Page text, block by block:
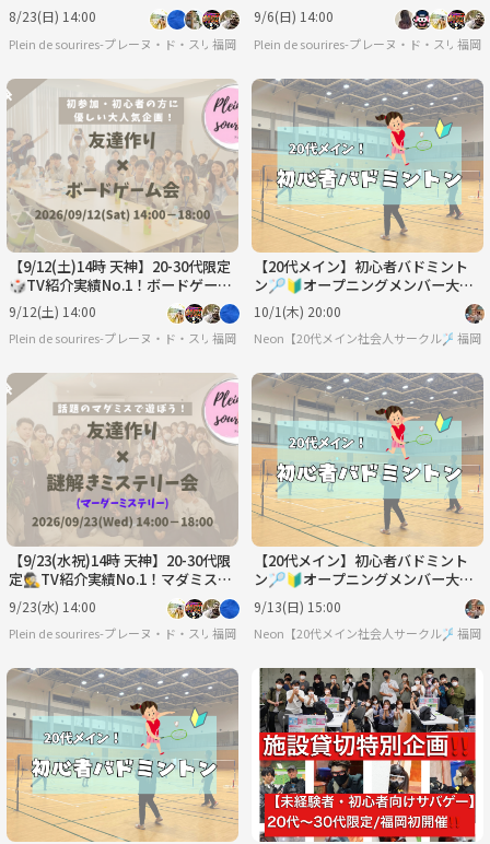
ムで友達作り☆初心者歓迎／満席続
出！
8/23(日) 14:00
Plein de sourires-プレーヌ・ド・スリール-【20代/30代の社会人友達作りサークル】
福岡
友達作り☆初心者歓迎／満席続出！
9/6(日) 14:00
Plein de sourires-プレーヌ・ド・スリール
福岡
【9/12(土)14時 天神】20-30代限定
🎲TV紹介実績No.1！ボードゲーム
で友達作り☆初心者歓迎／満席続
出！
9/12(土) 14:00
Plein de sourires-プレーヌ・ド・スリール-【20代/30代の社会人友達作りサークル】
福岡
【20代メイン】初心者バドミント
ン🏸🔰オープニングメンバー大募
集中✨
10/1(木) 20:00
Neon【20代メイン社会人サークル🏸】福岡
【9/23(水祝)14時 天神】20-30代限
定🕵️TV紹介実績No.1！マダミスで
友達作り☆初心者歓迎/満席続出！
9/23(水) 14:00
Plein de sourires-プレーヌ・ド・スリール-【20代/30代の社会人友達作りサークル】
福岡
【20代メイン】初心者バドミント
ン🏸🔰オープニングメンバー大募
集中✨
9/13(日) 15:00
Neon【20代メイン社会人サークル🏸】福岡